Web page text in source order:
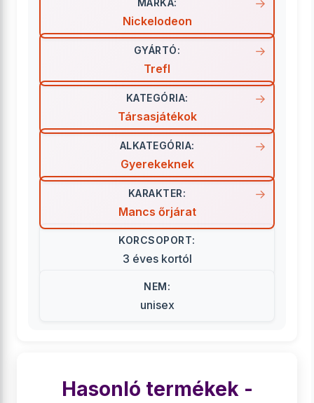
MÁRKA:
Nickelodeon
GYÁRTÓ:
Trefl
KATEGÓRIA:
Társasjátékok
ALKATEGÓRIA:
Gyerekeknek
KARAKTER:
Mancs őrjárat
KORCSOPORT:
3 éves kortól
NEM:
unisex
Hasonló termékek -